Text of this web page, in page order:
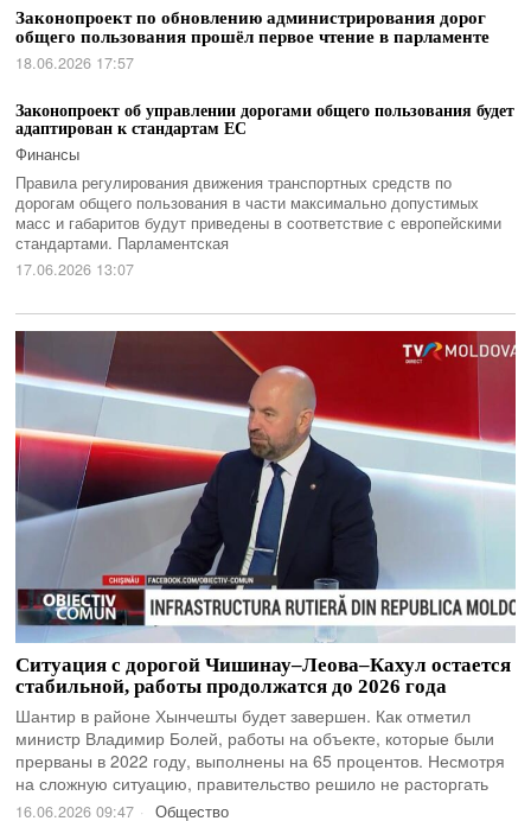
Законопроект по обновлению администрирования дорог
общего пользования прошёл первое чтение в парламенте
18.06.2026 17:57
Законопроект об управлении дорогами общего пользования будет
адаптирован к стандартам ЕС
Финансы
Правила регулирования движения транспортных средств по
дорогам общего пользования в части максимально допустимых
масс и габаритов будут приведены в соответствие с европейскими
стандартами. Парламентская
17.06.2026 13:07
Ситуация с дорогой Чишинау–Леова–Кахул остается
стабильной, работы продолжатся до 2026 года
Шантир в районе Хынчешты будет завершен. Как отметил
министр Владимир Болей, работы на объекте, которые были
прерваны в 2022 году, выполнены на 65 процентов. Несмотря
на сложную ситуацию, правительство решило не расторгать
16.06.2026 09:47 Общество